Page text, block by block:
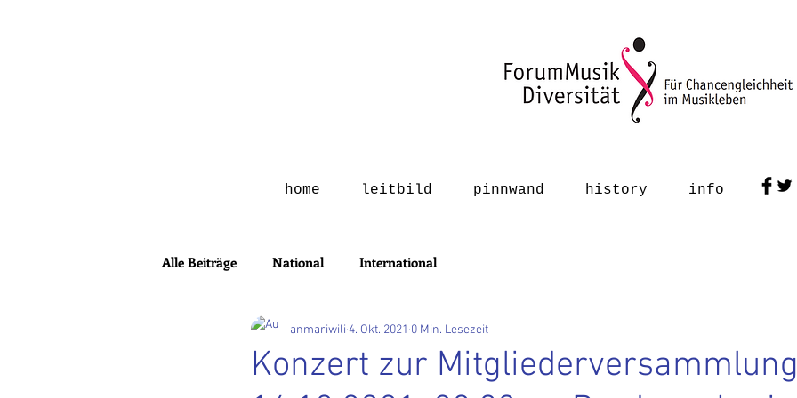
home leitbild pinnwand history info
Alle Beiträge National International
Konzert zur
anmariwili 4. Okt. 2021 0 Min. Lesezeit